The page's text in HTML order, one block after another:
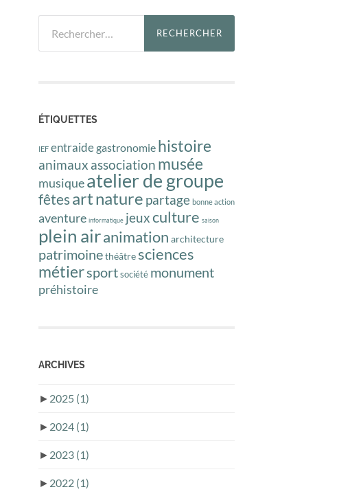
ÉTIQUETTES
IEF entraide gastronomie histoire
animaux association musée
musiqueatelier de groupe
fêtesartnature partage bonne action
aventure informatique jeuxculture saison
plein airanimation architecture
patrimoinethéâtre sciences
métiersportsociété monument
préhistoire
ARCHIVES
► 2025 (1)
► 2024 (1)
► 2023 (1)
► 2022 (1)